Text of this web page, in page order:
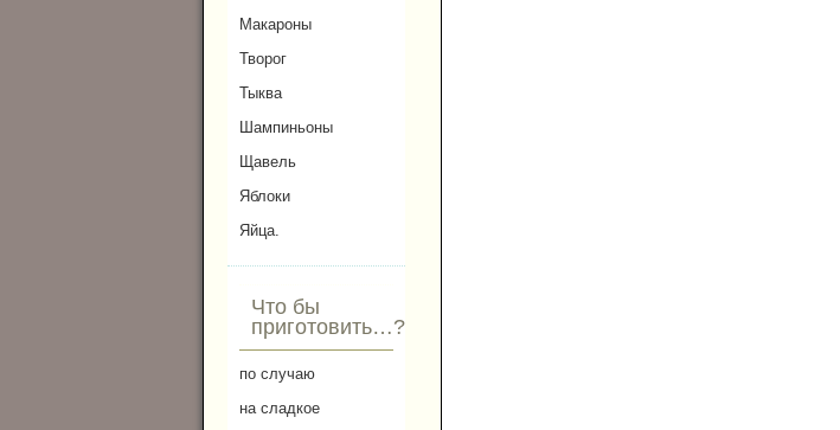
Макароны
Творог
Тыква
Шампиньоны
Щавель
Яблоки
Яйца.
Что бы
приготовить…?
по случаю
на сладкое